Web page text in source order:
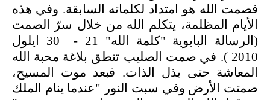
فصمت الله هو امتداد لكلماته السابقة. وفي هذه
الأيام المظلمة، يتكلم الله من خلال سرّ الصمت
(الرسالة البابوية "كلمة الله" 30 - 21
ايلول
2010
). في صمت الصليب تنطق بلاغة محبة الله
المعاشة حتى بذل الذات. فبعد موت المسيح،
صمتت الأرض وفي سبت النور "عندما ينام الملك